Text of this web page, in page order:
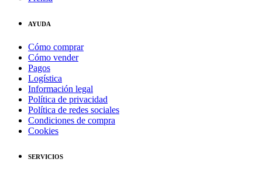
AYUDA
Cómo comprar
Cómo vender
Pagos
Logística
Información legal
Política de privacidad
Política de redes sociales
Condiciones de compra
Cookies
SERVICIOS